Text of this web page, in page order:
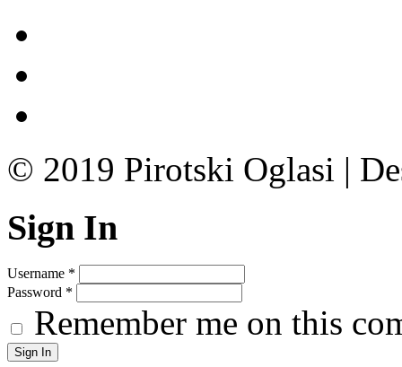
© 2019 Pirotski Oglasi |
Sign In
Username *
Password *
Remember me on this